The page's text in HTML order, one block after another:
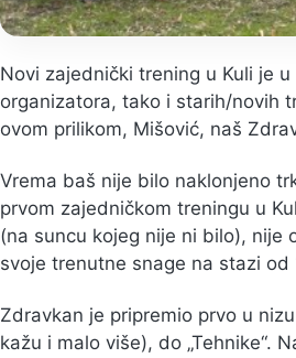
Novi zajednički trening u Kuli je
organizatora, tako i starih/novih
ovom prilikom, Mišović, naš
Vrema baš nije bilo naklonjeno
prvom zajedničkom treningu u
(na suncu kojeg nije ni bilo), nije
svoje trenutne snage na stazi
Zdravkan je pripremio prvo u
kažu i malo više), do „Tehnike“.